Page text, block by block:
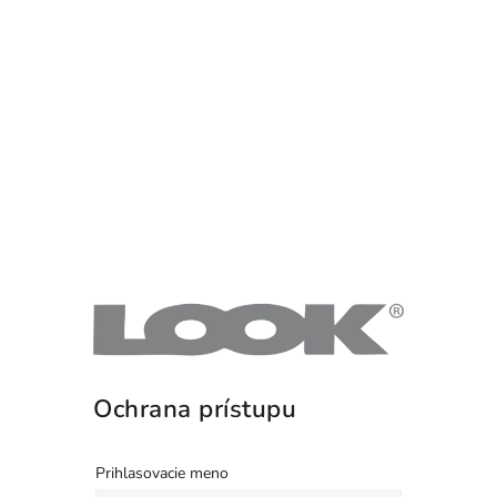
Ochrana prístupu
Prihlasovacie meno